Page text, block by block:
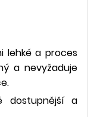
lehké a proces
a nevyžaduje
dostupnější a